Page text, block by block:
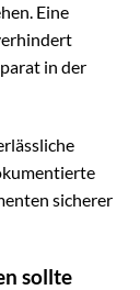
Eine
in der
sicherer
sollte